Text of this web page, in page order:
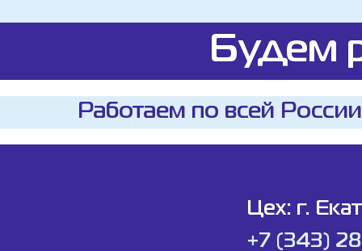
Будем
Работаем по всей
Цех: г.
+7 (343)